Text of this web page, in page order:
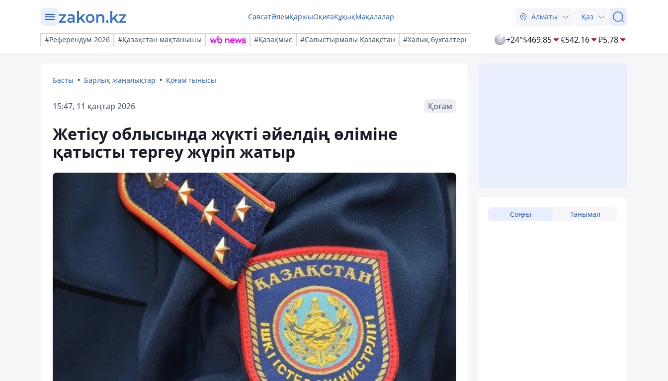
СаясатӘлемҚаржыОқиғаҚұқықМақалалар Алматы Қаз
#Референдум-2026 #Қазақстан мақтанышы #Қазақмыс #Салыстырмалы Қазақстан #Халық бухгалтері +24°$469.85 €542.16 ₽5.78
Басты Барлық жаңалықтар Қоғам тынысы
15:47, 11 қаңтар 2026 Қоғам
Жетісу облысында жүкті әйелдің өліміне
қатысты тергеу жүріп жатыр
Соңғы Танымал